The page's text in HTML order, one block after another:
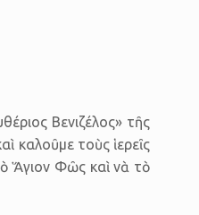
Βενιζέλος» τῆς
καλοῦμε τοὺς ἱερεῖς
Ἅγιον Φῶς καὶ νὰ τὸ